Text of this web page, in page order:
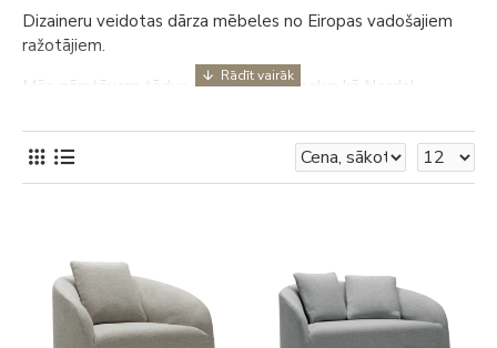
Dizaineru veidotas dārza mēbeles no Eiropas vadošajiem
ražotājiem.
Mēs pārstāvam tādus pazīstamus zīmolus kā Nordal
(Beļģija) un mūšu pašo ražotās mēbeles, kas ražotas Latvijā
un ārpus tās.
Kvalitāte, cena un reputācija ir vadlīnijas, pēc kā mēs
vadāmies.